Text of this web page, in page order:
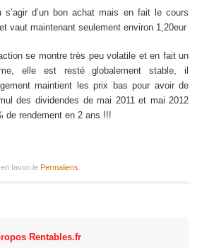
d’un bon achat mais en fait le cours
vaut maintenant seulement environ 1,20eur
se montre très peu volatile et en fait un
elle est resté globalement stable, il
maintient les prix bas pour avoir de
des dividendes de mai 2011 et mai 2012
de rendement en 2 ans !!!
favori le Permaliens
Rentables.fr